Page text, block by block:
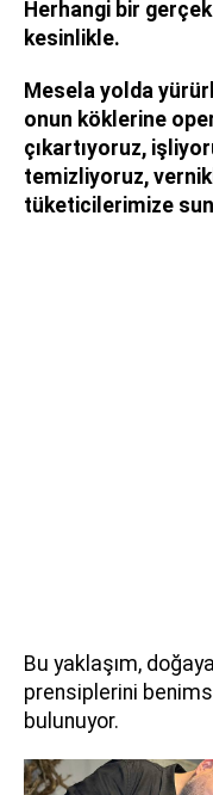
Herhangi bir
kesinlikle.
Mesela yolda
onun köklerine
çıkartıyoruz,
temizliyoruz,
tüketicilerimize
Bu yaklaşım,
prensiplerini
bulunuyor.